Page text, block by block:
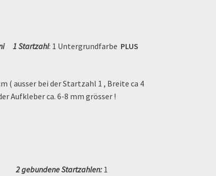
1 Startzahl: 1 Untergrundfarbe PLUS
( ausser bei der Startzahl 1 , Breite ca 4
Aufkleber ca. 6-8 mm grösser !
2 gebundene Startzahlen: 1